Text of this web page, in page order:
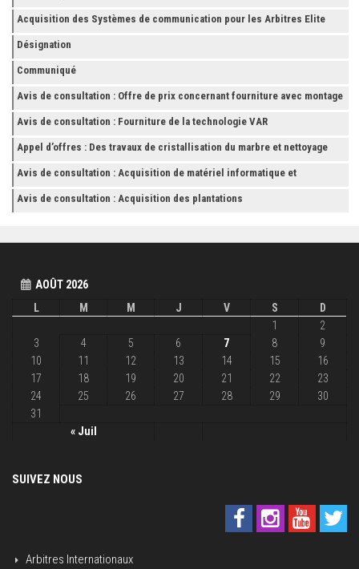
Acquisition des Systèmes de communication pour les Arbitres Elite
Désignation
Communiqué
Avis de consultation : Offre de prix concernant fourniture avec montage
et finition de RAYONNAGES pour la Fédération Tunisienne de Football
Avis de consultation : Fourniture de la technologie VAR
Appel d’offres : Des travaux de cristallisation du marbre et nettoyage
des grès
Avis de consultation : Acquisition de matériel informatique et
Accessoires
Avis de consultation : Acquisition des plantations
AOÛT 2026
L
M M J V S D
« Juil
1
2
3
4 5 6 7 8
9
10
11 12 13 14 15
16
17
18 19 20 21 22
23
24
25 26 27 28 29
30
31
SUIVEZ NOUS
Arbitres Internationaux